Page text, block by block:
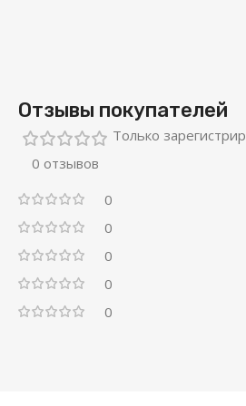
Отзывы покупателей
0 отзывов
0
0
0
0
0
Только